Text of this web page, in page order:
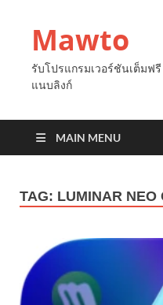
Mawto
รับโปรแกรมเวอร์ชันเต็มฟ
แนบลิงก์
MAIN MENU
TAG: LUMINAR NEO